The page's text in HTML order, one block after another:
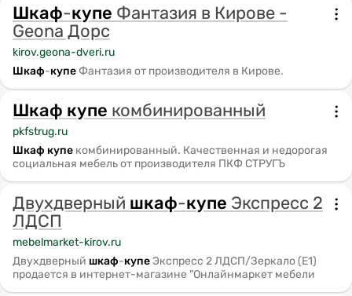
Шкаф-купе Фантазия в Кирове -
Geona Дорс
kirov.geona-dveri.ru
Шкаф-купе Фантазия от производителя в Кирове.
Шкаф купе комбинированный
pkfstrug.ru
Шкаф купе комбинированный. Качественная и недорогая
социальная мебель от производителя ПКФ СТРУГЪ
Двухдверный шкаф-купе Экспресс 2
ЛДСП
mebelmarket-kirov.ru
Двухдверный шкаф-купеЭкспресс 2 ЛДСП/Зеркало (Е1)
продается в интернет-магазине "Онлайнмаркет мебели